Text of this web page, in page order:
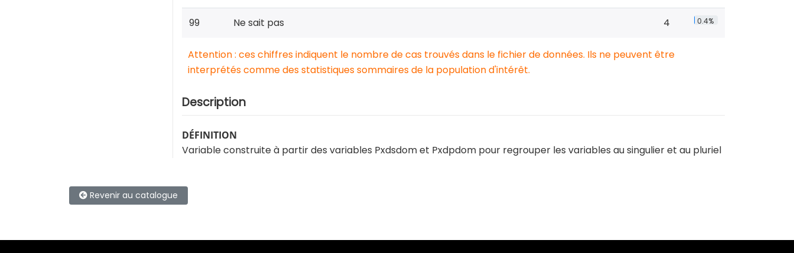
99 Ne sait pas 4 0.4%
Attention : ces chiffres indiquent le nombre de cas trouvés dans le fichier de données. Ils ne peuvent être
interprétés comme des statistiques sommaires de la population d'intérêt.
Description
DÉFINITION
Variable construite à partir des variables Pxdsdom et Pxdpdom pour regrouper les variables au singulier et au pluriel
Revenir au catalogue